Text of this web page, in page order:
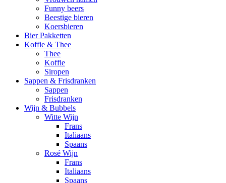
Funny beers
Beestige bieren
Koersbieren
Bier Pakketten
Koffie & Thee
Thee
Koffie
Siropen
Sappen & Frisdranken
Sappen
Frisdranken
Wijn & Bubbels
Witte Wijn
Frans
Italiaans
Spaans
Rosé Wijn
Frans
Italiaans
Spaans